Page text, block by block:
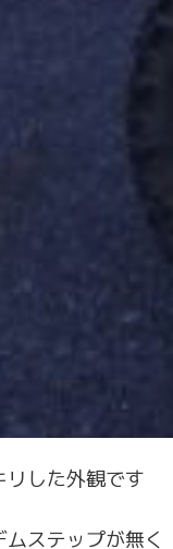
した外観です
ステップが無く